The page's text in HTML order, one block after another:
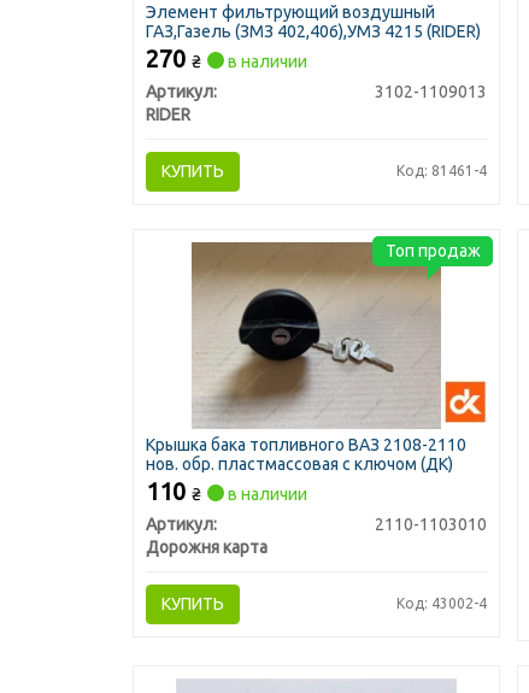
Элемент фильтрующий воздушный
ГАЗ,Газель (ЗМЗ 402,406),УМЗ 4215 (RIDER)
270 ₴
в наличии
Артикул:
3102-1109013
RIDER
КУПИТЬ Код: 81461-4
Крышка бака топливного ВАЗ 2108-2110
нов. обр. пластмассовая с ключом (ДК)
110 ₴
в наличии
Артикул:
2110-1103010
Дорожня карта
КУПИТЬ Код: 43002-4
Топ продаж